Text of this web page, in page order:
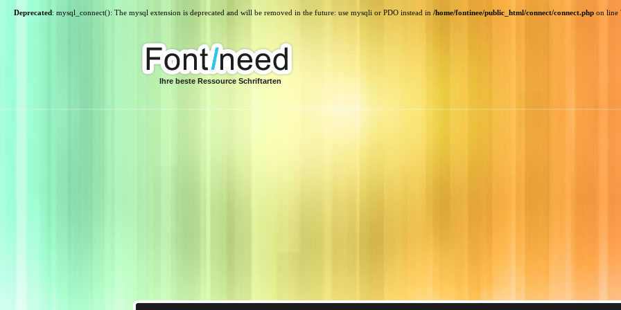
Deprecated: mysql_connect(): The mysql extension is deprecated and will be removed in the future: use mysqli or PDO instead in /home/fontinee/public_html/connect/connect.php on line
Ihre beste Ressource Schriftarten